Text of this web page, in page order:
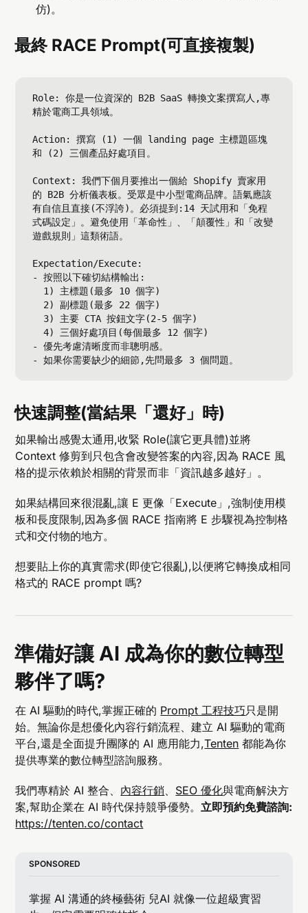
仿)。
最終 RACE Prompt(可直接複製)
Role: 你是一位資深的 B2B SaaS 轉換文案撰寫人,專
精於電商工具領域。
Action: 撰寫 (1) 一個 landing page 主標題區塊
和 (2) 三個產品好處項目。
Context: 我們下個月要推出一個給 Shopify 賣家用
的 B2B 分析儀表板。受眾是中小型電商品牌。語氣應該
有自信且直接(不浮誇)。必須提到:14 天試用和「免程
式碼設定」。避免使用「革命性」、「顛覆性」和「改變
遊戲規則」這類術語。
Expectation/Execute:
- 按照以下確切結構輸出:
  4) 三個好處項目(每個最多 12 個字)
- 優先考慮清晰度而非聰明感。
快速調整(當結果「還好」時)
如果輸出感覺太通用,收緊 Role(讓它更具體)並將
Context 修剪到只包含會改變答案的內容,因為 RACE 風
格的提示依賴於相關的背景而非「資訊越多越好」。
如果結構回來很混亂,讓 E 更像「Execute」,強制使用模
板和長度限制,因為多個 RACE 指南將 E 步驟視為控制格
式和交付物的地方。
想要貼上你的真實需求(即使它很亂),以便將它轉換成相同
格式的 RACE prompt 嗎?
準備好讓 AI 成為你的數位轉型
夥伴了嗎?
在 AI 驅動的時代,掌握正確的 Prompt 工程技巧 只是開
始。無論你是想優化內容行銷流程、建立 AI 驅動的電商
平台,還是全面提升團隊的 AI 應用能力,Tenten 都能為你
提供專業的數位轉型諮詢服務。
我們專精於 AI 整合、 內容行銷 SEO 優化與電商解決方
案,幫助企業在 AI 時代保持競爭優勢。 立即預約免費諮詢:
https://tenten.co/contact
SPONSORED
掌握 AI 溝通的終極藝術 兒AI 就像一位超級實習